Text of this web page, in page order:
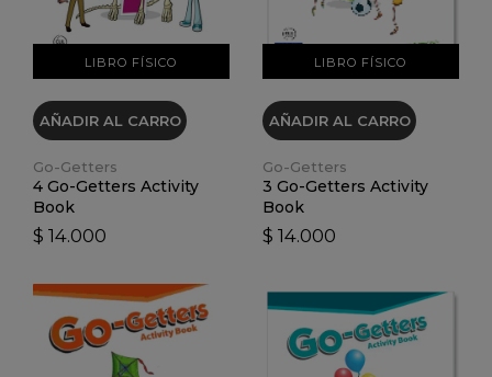
LIBRO FÍSICO
AÑADIR AL CARRO
Go-Getters
4 Go-Getters Activity
Book
$ 14.000
LIBRO FÍSICO
AÑADIR AL CARRO
Go-Getters
3 Go-Getters Activity
Book
$ 14.000